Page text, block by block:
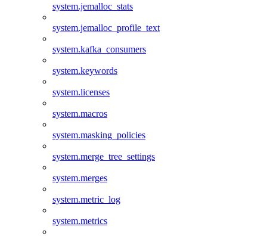
system.jemalloc_stats
system.jemalloc_profile_text
system.kafka_consumers
system.keywords
system.licenses
system.macros
system.masking_policies
system.merge_tree_settings
system.merges
system.metric_log
system.metrics